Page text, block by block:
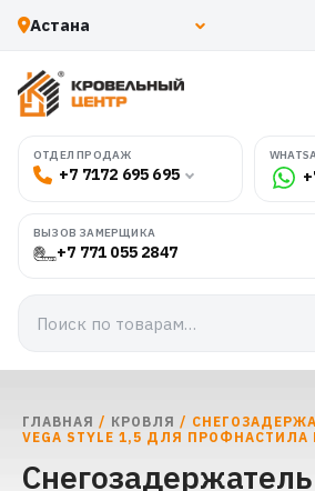
ОТДЕЛ ПРОДАЖ
+7 7172 695 695
ВЫЗОВ ЗАМЕРЩИКА
+7 771 055 2847
ГЛАВНАЯ / КРОВЛЯ /
VEGA STYLE 1,5 ДЛЯ ПРОФНАСТИЛА
Снегозадержатель